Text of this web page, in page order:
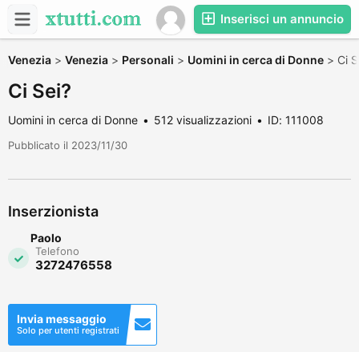
Inserisci un annuncio
Venezia > Venezia > Personali > Uomini in cerca di Donne > Ci
Ci Sei?
Uomini in cerca di Donne 512 visualizzazioni ID: 111008
Pubblicato il 2023/11/30
Inserzionista
Paolo
Telefono
3272476558
Invia messaggio
Solo per utenti registrati